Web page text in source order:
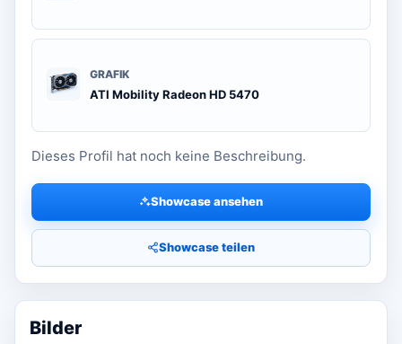
GRAFIK
ATI Mobility Radeon HD 5470
Dieses Profil hat noch keine Beschreibung.
Showcase ansehen
Showcase teilen
Bilder